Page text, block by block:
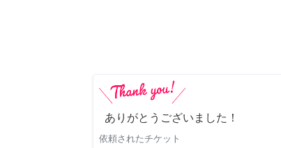
ありがとうございました！
依頼されたチケット